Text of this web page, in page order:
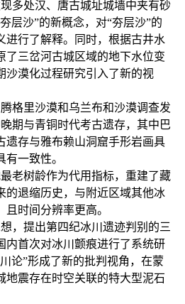
多处汉、唐古城址城墙中夹有砂
层沙”的新概念，对“夯层沙”的
进行了解释。同时，根据古井水
了三岔河古城区域的地下水位变
沙漠化过程研究引入了新的视
格里沙漠和乌兰布和沙漠调查发
期与青铜时代考古遗存，其中巴
遗存与雅布赖山洞窟手形岩画具
一致性。
老树龄作为代用指标，重建了藏
的退缩历史，与附近区域其他冰
时间分辨率更高。
，提出第四纪冰川遗迹判别的三
内首次对冰川颤痕进行了系统研
论”形成了新的批判视角，在蒙
地震存在时空关联的特大型泥石